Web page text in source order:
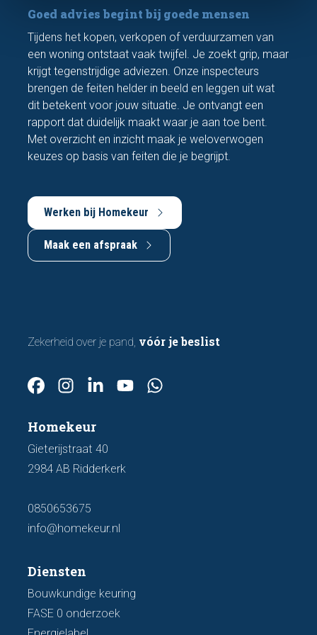
Goed advies begint bij goede mensen
Tijdens het kopen, verkopen of verduurzamen van
een woning ontstaat vaak twijfel. Je zoekt grip, maar
krijgt tegenstrijdige adviezen. Onze inspecteurs
brengen de feiten helder in beeld en leggen uit wat
dit betekent voor jouw situatie. Je ontvangt een
rapport dat duidelijk maakt waar je aan toe bent.
Met overzicht en inzicht maak je weloverwogen
keuzes op basis van feiten die je begrijpt.
Werken bij Homekeur
Maak een afspraak
Zekerheid over je pand, vóór je beslist
Homekeur
Gieterijstraat 40
2984 AB Ridderkerk
0850653675
info@homekeur.nl
Diensten
Bouwkundige keuring
FASE 0 onderzoek